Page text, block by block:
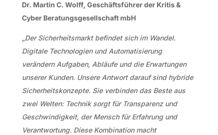
Dr. Martin C. Wolff, Geschäftsführer der Kritis &
Cyber Beratungsgesellschaft mbH
„Der Sicherheitsmarkt befindet sich im Wandel.
Digitale Technologien und Automatisierung
verändern Aufgaben, Abläufe und die Erwartungen
unserer Kunden. Unsere Antwort darauf sind hybride
Sicherheitskonzepte. Sie verbinden das Beste aus
zwei Welten: Technik sorgt für Transparenz und
Geschwindigkeit, der Mensch für Erfahrung und
Verantwortung. Diese Kombination macht